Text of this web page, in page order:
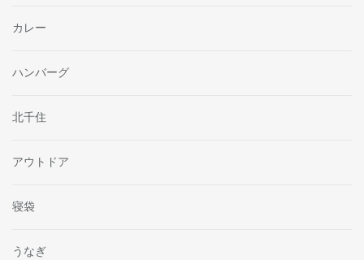
カレー
ハンバーグ
北千住
アウトドア
寝袋
うなぎ